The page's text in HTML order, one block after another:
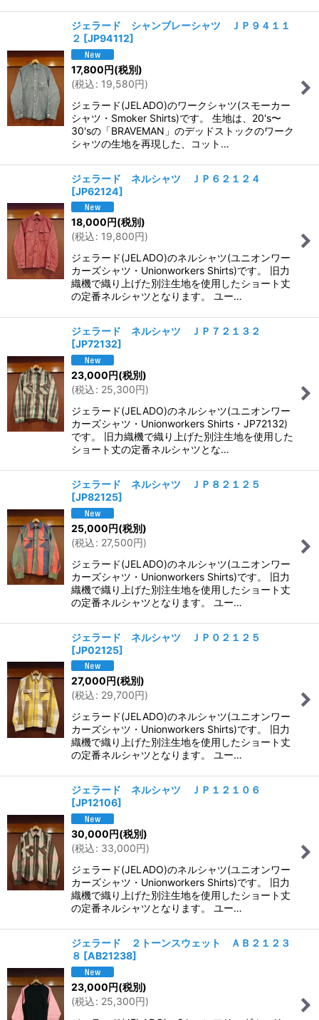
ジェラード シャンブレーシャツ ＪＰ９４１１
２ [JP94112]
17,800円(税別)
(税込: 19,580円)
ジェラード(JELADO)のワークシャツ(スモーカー
シャツ・Smoker Shirts)です。 生地は、20's〜
30'sの「BRAVEMAN」のデッドストックのワーク
シャツの生地を再現した、コット…
ジェラード ネルシャツ ＪＰ６２１２４
[JP62124]
18,000円(税別)
(税込: 19,800円)
ジェラード(JELADO)のネルシャツ(ユニオンワー
カーズシャツ・Unionworkers Shirts)です。 旧力
織機で織り上げた別注生地を使用したショート丈
の定番ネルシャツとなります。 ユー…
ジェラード ネルシャツ ＪＰ７２１３２
[JP72132]
23,000円(税別)
(税込: 25,300円)
ジェラード(JELADO)のネルシャツ(ユニオンワー
カーズシャツ・Unionworkers Shirts・JP72132)
です。 旧力織機で織り上げた別注生地を使用した
ショート丈の定番ネルシャツとな…
ジェラード ネルシャツ ＪＰ８２１２５
[JP82125]
25,000円(税別)
(税込: 27,500円)
ジェラード(JELADO)のネルシャツ(ユニオンワー
カーズシャツ・Unionworkers Shirts)です。 旧力
織機で織り上げた別注生地を使用したショート丈
の定番ネルシャツとなります。 ユー…
ジェラード ネルシャツ ＪＰ０２１２５
[JP02125]
27,000円(税別)
(税込: 29,700円)
ジェラード(JELADO)のネルシャツ(ユニオンワー
カーズシャツ・Unionworkers Shirts)です。 旧力
織機で織り上げた別注生地を使用したショート丈
の定番ネルシャツとなります。 ユー…
ジェラード ネルシャツ ＪＰ１２１０６
[JP12106]
30,000円(税別)
(税込: 33,000円)
ジェラード(JELADO)のネルシャツ(ユニオンワー
カーズシャツ・Unionworkers Shirts)です。 旧力
織機で織り上げた別注生地を使用したショート丈
の定番ネルシャツとなります。 ユー…
ジェラード ２トーンスウェット ＡＢ２１２３
８ [AB21238]
23,000円(税別)
(税込: 25,300円)